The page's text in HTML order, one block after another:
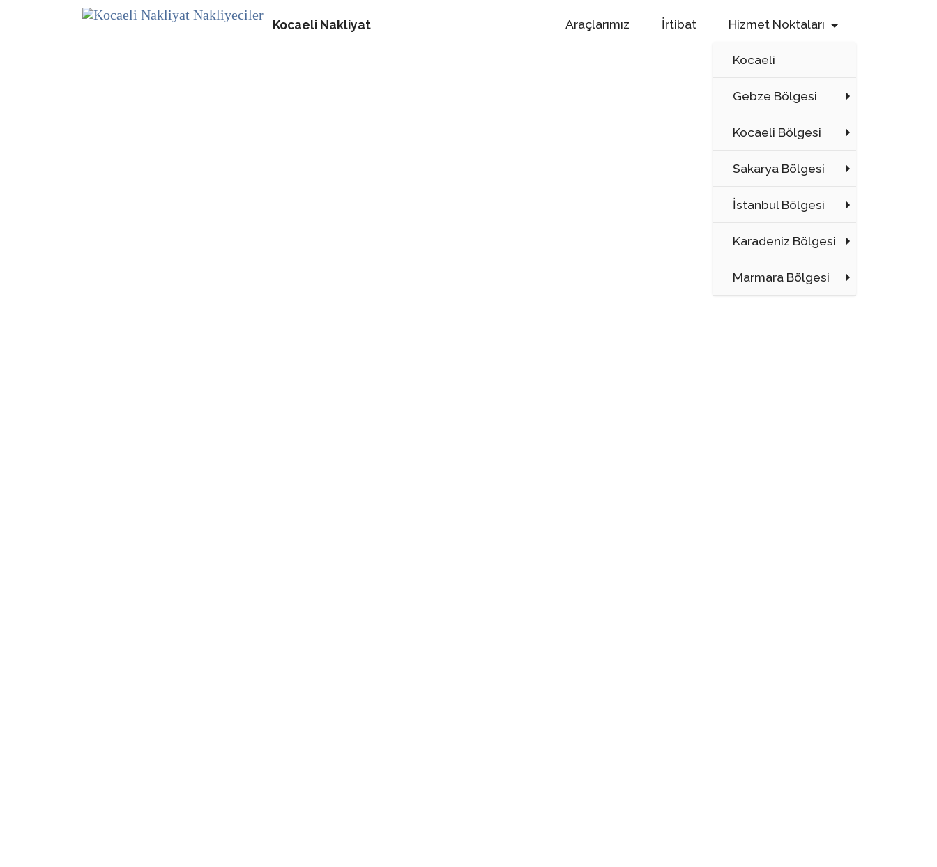
Kocaeli Nakliyat Araçlarımız İrtibat Hizmet Noktaları
Kocaeli
Gebze Bölgesi
Kocaeli Bölgesi
Sakarya Bölgesi
İstanbul Bölgesi
Karadeniz Bölgesi
Marmara Bölgesi